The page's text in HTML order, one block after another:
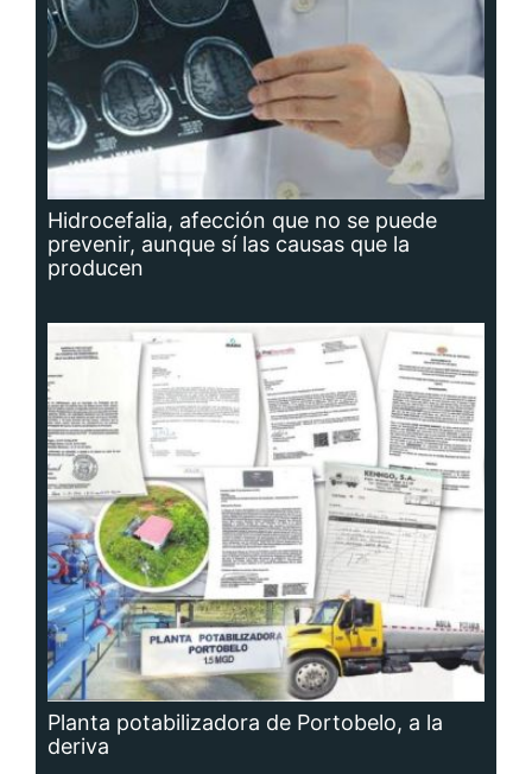
Hidrocefalia, afección que no se puede
prevenir, aunque sí las causas que la
producen
Planta potabilizadora de Portobelo, a la
deriva